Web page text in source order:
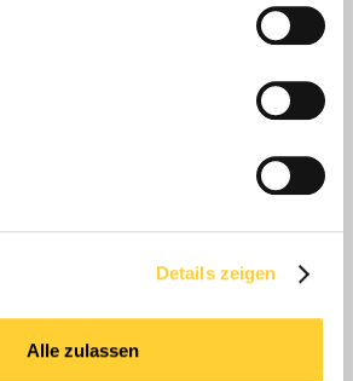
Details zeigen
Alle zulassen
KONTAKT